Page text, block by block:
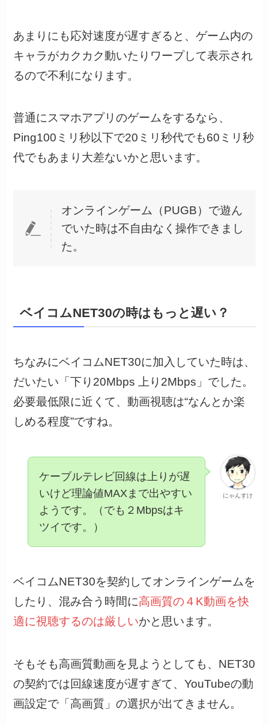
あまりにも応対速度が遅すぎると、ゲーム内の
キャラがカクカク動いたりワープして表示され
るので不利になります。
普通にスマホアプリのゲームをするなら、
Ping100ミリ秒以下で20ミリ秒代でも60ミリ秒
代でもあまり大差ないかと思います。
オンラインゲーム（PUGB）で遊ん
でいた時は不自由なく操作できまし
た。
ベイコムNET30の時はもっと遅い？
ちなみにベイコムNET30に加入していた時は、
だいたい「下り20Mbps 上り2Mbps」でした。
必要最低限に近くて、動画視聴は“なんとか楽
しめる程度”ですね。
にゃんすけ
ケーブルテレビ回線は上りが遅
いけど理論値MAXまで出やすい
ようです。（でも２Mbpsはキ
ツイです。）
ベイコムNET30を契約してオンラインゲームを
したり、混み合う時間に高画質の４K動画を快
適に視聴するのは厳しいかと思います。
そもそも高画質動画を見ようとしても、NET30
の契約では回線速度が遅すぎて、YouTubeの動
画設定で「高画質」の選択が出てきません。